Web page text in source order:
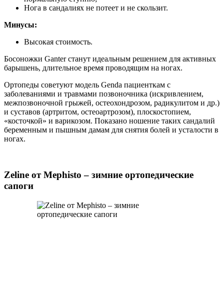
Нога в сандалиях не потеет и не скользит.
Минусы:
Высокая стоимость.
Босоножки Ganter станут идеальным решением для активных
барышень, длительное время проводящим на ногах.
Ортопеды советуют модель Genda пациенткам с
заболеваниями и травмами позвоночника (искривлением,
межпозвоночной грыжей, остеохондрозом, радикулитом и др.)
и суставов (артритом, остеоартрозом), плоскостопием,
«косточкой» и варикозом. Показано ношение таких сандалий
беременным и пышным дамам для снятия болей и усталости в
ногах.
Zeline от Mephisto – зимние ортопедические
сапоги